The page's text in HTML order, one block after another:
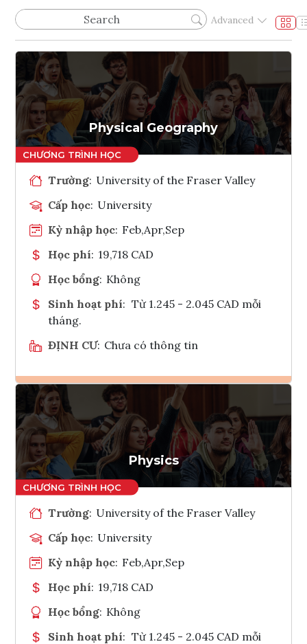
Advanced
Physical Geography
Trường: University of the Fraser Valley
Cấp học: University
Kỳ nhập học: Feb,Apr,Sep
Học phí: 19,718 CAD
Học bổng: Không
Sinh hoạt phí: Từ 1.245 - 2.045 CAD mỗi
tháng.
ĐỊNH CƯ: Chưa có thông tin
Ghi danh
Tham vấn Interlink
Physics
Trường: University of the Fraser Valley
Cấp học: University
Kỳ nhập học: Feb,Apr,Sep
Học phí: 19,718 CAD
Học bổng: Không
Sinh hoạt phí: Từ 1.245 - 2.045 CAD mỗi